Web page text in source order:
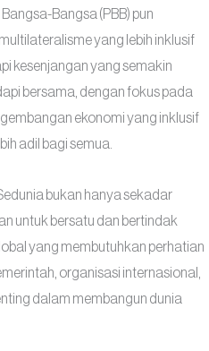
Bangsa (PBB) pun
yang lebih inklusif
kesenjangan yang semakin
bersama, dengan fokus pada
ekonomi yang inklusif
adil bagi semua.
bukan hanya sekadar
untuk bersatu dan bertindak
yang membutuhkan perhatian
organisasi internasional,
dalam membangun dunia